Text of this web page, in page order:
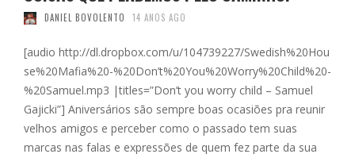
DANIEL BOVOLENTO 14 ANOS AGO
[audio http://dl.dropbox.com/u/104739227/Swedish%20Hou
se%20Mafia%20-%20Don’t%20You%20Worry%20Child%20-
%20Samuel.mp3 |titles=”Don’t you worry child – Samuel
Gajicki”] Aniversários são sempre boas ocasiões pra reunir
velhos amigos e perceber como o passado tem suas
marcas nas falas e expressões de quem fez parte da sua